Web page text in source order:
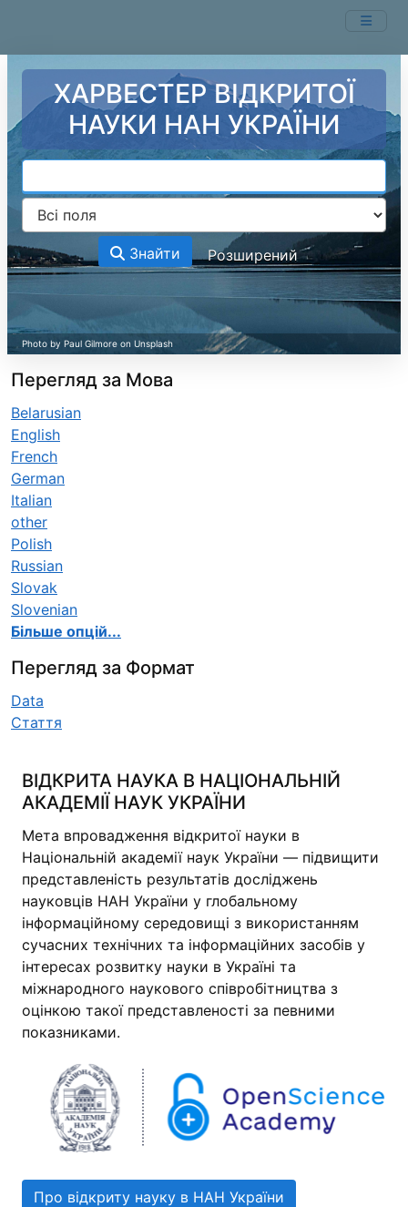
ХАРВЕСТЕР ВІДКРИТОЇ
НАУКИ НАН УКРАЇНИ
Знайти Розширений
Перегляд за Мова
Belarusian
English
French
German
Italian
other
Polish
Russian
Slovak
Slovenian
Більше опцій...
Перегляд за Формат
Data
Стаття
ВІДКРИТА НАУКА В НАЦІОНАЛЬНІЙ
АКАДЕМІЇ НАУК УКРАЇНИ
Мета впровадження відкритої науки в
Національній академії наук України — підвищити
представленість результатів досліджень
науковців НАН України у глобальному
інформаційному середовищі з використанням
сучасних технічних та інформаційних засобів у
інтересах розвитку науки в Україні та
міжнародного наукового співробітництва з
оцінкою такої представленості за певними
показниками.
Про відкриту науку в НАН України